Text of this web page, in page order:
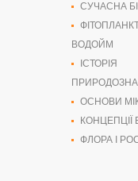
СУЧАСНА
ВОДОЙМ
ІСТОРІЯ
ОСНОВИ
КОНЦЕПЦІЇ
ФЛОРА І